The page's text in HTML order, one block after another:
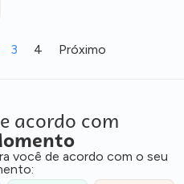
3 4 Próximo
acordo com
você de acordo com o seu